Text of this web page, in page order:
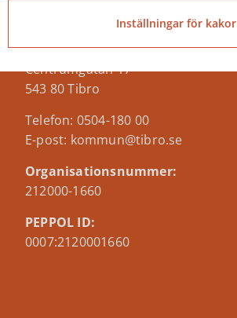
Tibro kommun
Centrumgatan 17
543 80 Tibro
Telefon: 0504-180 00
E-post: kommun@tibro.se
Organisationsnummer:
212000-1660
PEPPOL ID:
0007:2120001660
Inställningar för kakor